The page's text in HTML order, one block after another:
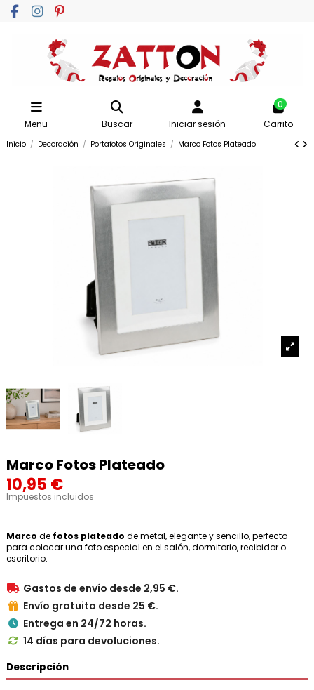
Menu Buscar Iniciar sesión
0
Carrito
Inicio Decoración Portafotos Originales Marco Fotos Plateado
Marco Fotos Plateado
10,95 €
Impuestos incluidos
Marco de fotos plateado de metal, elegante y sencillo, perfecto
para colocar una foto especial en el salón, dormitorio, recibidor o
escritorio.
 Gastos de envío desde 2,95 €.
 Envío gratuito desde 25 €.
 Entrega en 24/72 horas.
 14 días para devoluciones.
Descripción